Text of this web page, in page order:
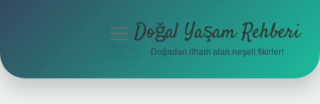
menüyüDoğal Yaşam Rehberi
Doğadan ilham alan neşeli fikirler!